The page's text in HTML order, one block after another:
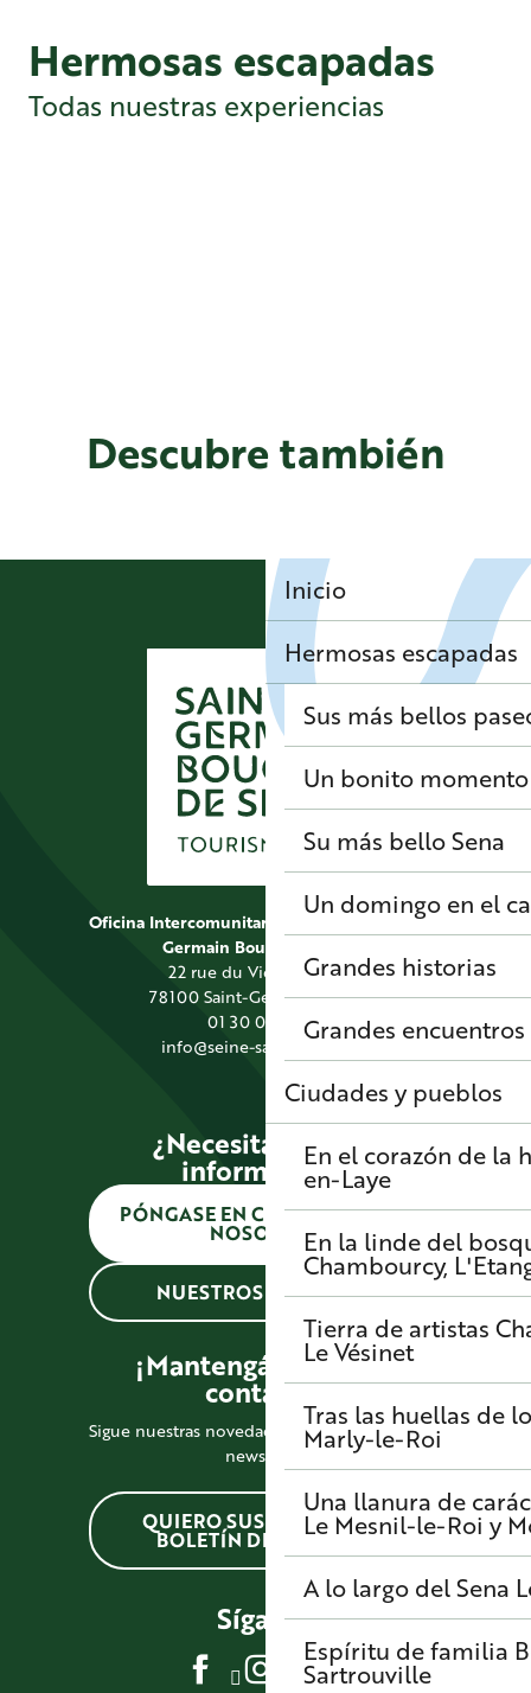
Inicio
Hermosas escapadas
Sus más bellos
Un bonito
Su más bello Sena
Un domingo en el
Grandes historias
Grandes encuentros
Ciudades y pueblos
En el corazón de la
en-Laye
En la linde del
Chambourcy,
Tierra de artistas
Le Vésinet
Tras las huellas de
Marly-le-Roi
Una llanura de
Le Mesnil-le-Roi y
A lo largo del Sena
Espíritu de familia
Sartrouville
Hermosas escapadas
Todas nuestras experiencias
Encuentro con Renoir en el Museo
Descubre también
Oficina Intercomunitaria de Turismo de Saint
Germain Boucles de Seine
22 rue du Vieil Abreuvoir
78100 Saint-Germain-en-Laye
01 30 09 39 89
info@seine-saintgermain.fr
¿Necesitas alguna
información?
PÓNGASE EN CONTACTO CON
NOSOTROS
NUESTROS HORARIOS
¡Mantengámonos en
contacto!
Sigue nuestras novedades suscribiéndote a la
newsletter
QUIERO SUSCRIBIRME AL
BOLETÍN DE NOTICIAS
Síganos